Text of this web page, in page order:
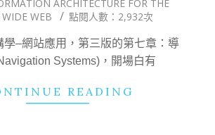
ARCHITECTURE FOR THE
WEB
點閱人數：2,932次
學–網站應用，第三版的第七章：導
Systems)，開場白有
READING